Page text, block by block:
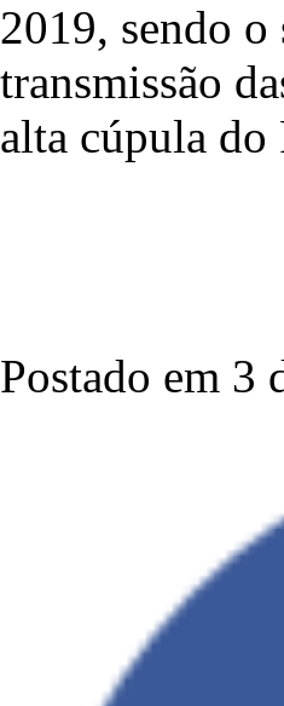
2019, sendo o
transmissão
alta cúpula do
Postado em 3